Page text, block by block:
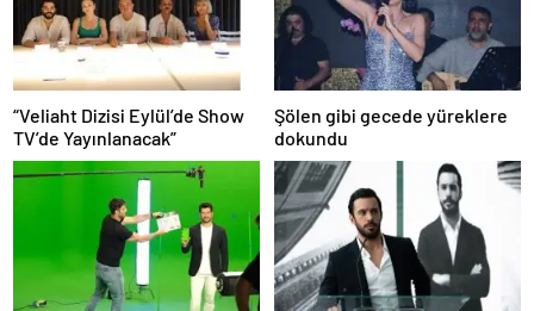
“Veliaht Dizisi Eylül’de Show
TV’de Yayınlanacak”
Şölen gibi gecede yüreklere
dokundu